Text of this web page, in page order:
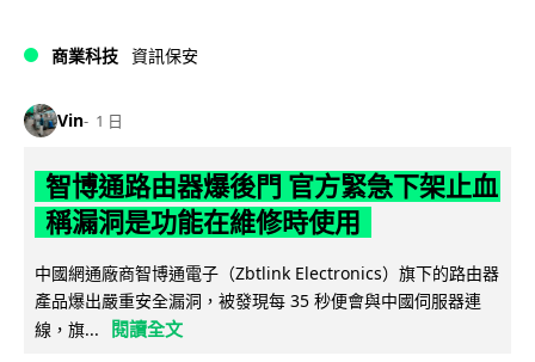
商業科技 資訊保安
Vin 1 日
智博通路由器爆後門 官方緊急下架止血
稱漏洞是功能在維修時使用
中國網通廠商智博通電子（Zbtlink Electronics）旗下的路由器
產品爆出嚴重安全漏洞，被發現每 35 秒便會與中國伺服器連
線，旗...
閱讀全文